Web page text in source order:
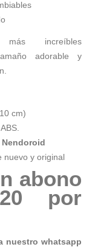
increíbles
adorable y
cm)
Nendoroid
nuevo y original
abono
por
nuestro whatsapp